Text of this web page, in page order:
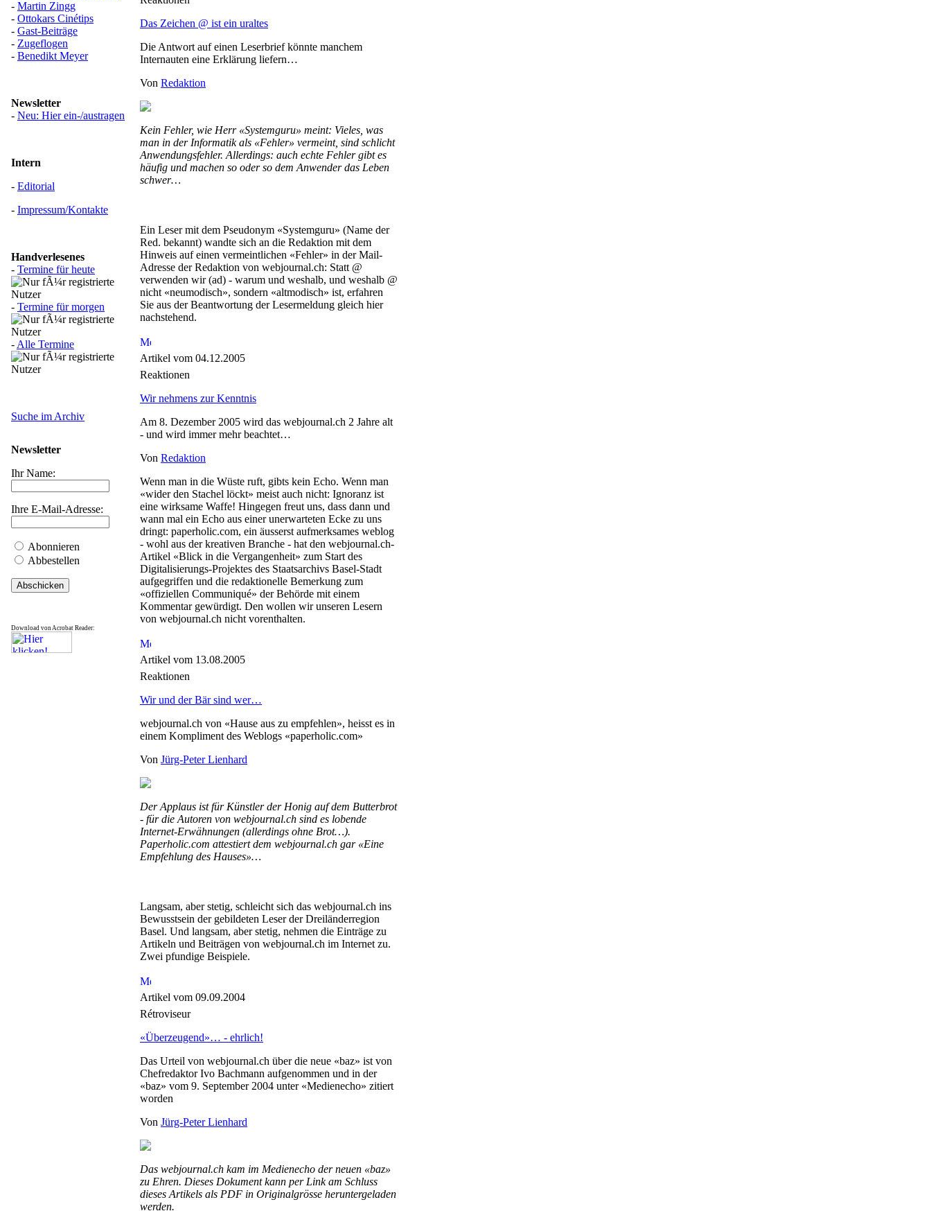
- Martin Zingg
- Ottokars Cinétips
- Gast-Beiträge
- Zugeflogen
- Benedikt Meyer
Newsletter
- Neu: Hier ein-/austragen
Intern
- Editorial
- Impressum/Kontakte
Handverlesenes
- Termine für heute
- Termine für morgen
- Alle Termine
Suche im Archiv
Newsletter
Ihr Name:
Ihre E-Mail-Adresse:
Abonnieren
Abbestellen
Download von Acrobat Reader:
Das Zeichen @ ist ein uraltes
Die Antwort auf einen Leserbrief könnte manchem
Internauten eine Erklärung liefern…
Von Redaktion
Kein Fehler, wie Herr «Systemguru» meint: Vieles, was
man in der Informatik als «Fehler» vermeint, sind schlicht
Anwendungsfehler. Allerdings: auch echte Fehler gibt es
häufig und machen so oder so dem Anwender das Leben
schwer…
Ein Leser mit dem Pseudonym «Systemguru» (Name der
Red. bekannt) wandte sich an die Redaktion mit dem
Hinweis auf einen vermeintlichen «Fehler» in der Mail-
Adresse der Redaktion von webjournal.ch: Statt @
verwenden wir (ad) - warum und weshalb, und weshalb @
nicht «neumodisch», sondern «altmodisch» ist, erfahren
Sie aus der Beantwortung der Lesermeldung gleich hier
nachstehend.
Artikel vom 04.12.2005
Reaktionen
Wir nehmens zur Kenntnis
Am 8. Dezember 2005 wird das webjournal.ch 2 Jahre alt
- und wird immer mehr beachtet…
Von Redaktion
Wenn man in die Wüste ruft, gibts kein Echo. Wenn man
«wider den Stachel löckt» meist auch nicht: Ignoranz ist
eine wirksame Waffe! Hingegen freut uns, dass dann und
wann mal ein Echo aus einer unerwarteten Ecke zu uns
dringt: paperholic.com, ein äusserst aufmerksames weblog
- wohl aus der kreativen Branche - hat den webjournal.ch-
Artikel «Blick in die Vergangenheit» zum Start des
Digitalisierungs-Projektes des Staatsarchivs Basel-Stadt
aufgegriffen und die redaktionelle Bemerkung zum
«offiziellen Communiqué» der Behörde mit einem
Kommentar gewürdigt. Den wollen wir unseren Lesern
von webjournal.ch nicht vorenthalten.
Artikel vom 13.08.2005
Reaktionen
Wir und der Bär sind wer…
webjournal.ch von «Hause aus zu empfehlen», heisst es in
einem Kompliment des Weblogs «paperholic.com»
Von Jürg-Peter Lienhard
Der Applaus ist für Künstler der Honig auf dem Butterbrot
- für die Autoren von webjournal.ch sind es lobende
Internet-Erwähnungen (allerdings ohne Brot…).
Paperholic.com attestiert dem webjournal.ch gar «Eine
Empfehlung des Hauses»…
Langsam, aber stetig, schleicht sich das webjournal.ch ins
Bewusstsein der gebildeten Leser der Dreiländerregion
Basel. Und langsam, aber stetig, nehmen die Einträge zu
Artikeln und Beiträgen von webjournal.ch im Internet zu.
Zwei pfundige Beispiele.
Artikel vom 09.09.2004
Rétroviseur
«Überzeugend»… - ehrlich!
Das Urteil von webjournal.ch über die neue «baz» ist von
Chefredaktor Ivo Bachmann aufgenommen und in der
«baz» vom 9. September 2004 unter «Medienecho» zitiert
worden
Von Jürg-Peter Lienhard
Das webjournal.ch kam im Medienecho der neuen «baz»
zu Ehren. Dieses Dokument kann per Link am Schluss
dieses Artikels als PDF in Originalgrösse heruntergeladen
werden.